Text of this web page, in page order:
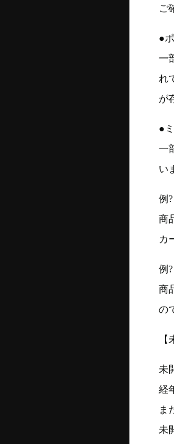
ご
●
一
れ
が
●
一
い
例
商
カ
例
商
の
未
経
ま
未